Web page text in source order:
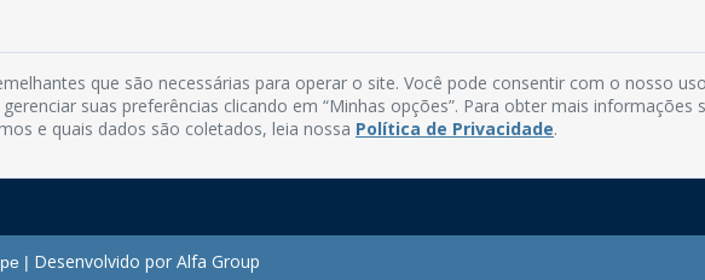
CEP: 58.280-000 - Mamanguape/PB
Fone: (83) 3292-2246
Email: comunicacao@mamanguape.pb.gov.br
Expediente: Segunda à Sexta, das 08h às 13h
| Desenvolvido por Alfa Group
que são necessárias para operar o site. Você pode consentir com o nosso
suas preferências clicando em “Minhas opções”. Para obter mais informações
e quais dados são coletados, leia nossa Política de Privacidade.